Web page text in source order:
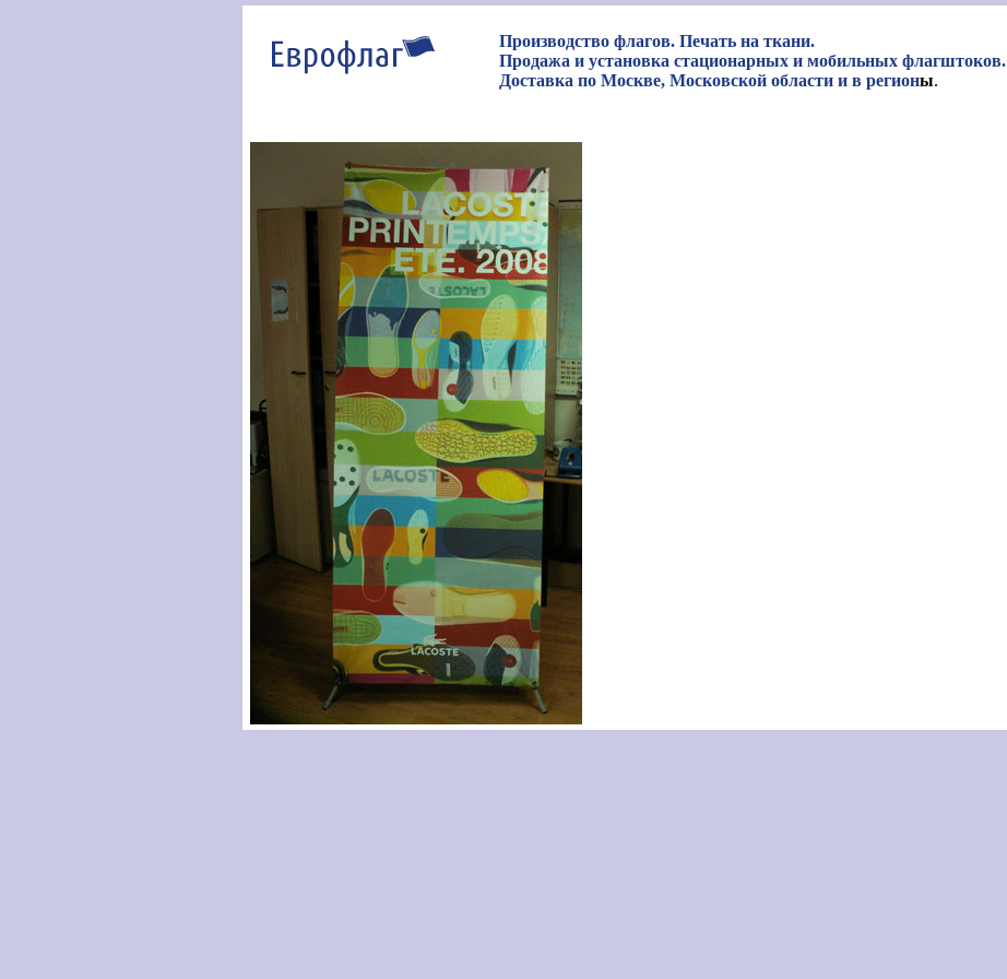
Производство флагов. Печать на ткани.
Продажа и установка стационарных и мобильных флагштоков.
Доставка по Москве, Московской области и в регионы.